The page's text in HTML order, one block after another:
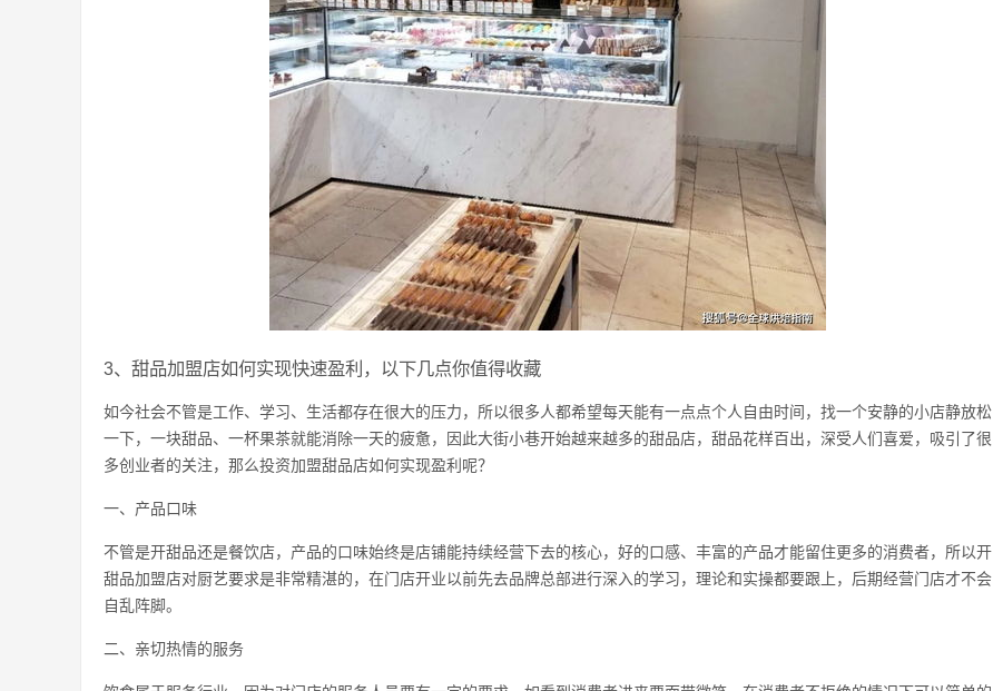
3、甜品加盟店如何实现快速盈利，以下几点你值得收藏
如今社会不管是工作、学习、生活都存在很大的压力，所以很多人都希望每天能有一点点个人自由时间，找一个安静的小店静放松
一下，一块甜品、一杯果茶就能消除一天的疲惫，因此大街小巷开始越来越多的甜品店，甜品花样百出，深受人们喜爱，吸引了很
多创业者的关注，那么投资加盟甜品店如何实现盈利呢？
一、产品口味
不管是开甜品还是餐饮店，产品的口味始终是店铺能持续经营下去的核心，好的口感、丰富的产品才能留住更多的消费者，所以开
甜品加盟店对厨艺要求是非常精湛的，在门店开业以前先去品牌总部进行深入的学习，理论和实操都要跟上，后期经营门店才不会
自乱阵脚。
二、亲切热情的服务